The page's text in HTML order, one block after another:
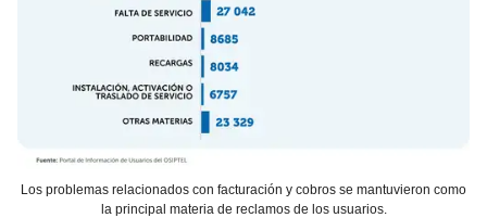
Los problemas relacionados con facturación y cobros se mantuvieron como
la principal materia de reclamos de los usuarios.